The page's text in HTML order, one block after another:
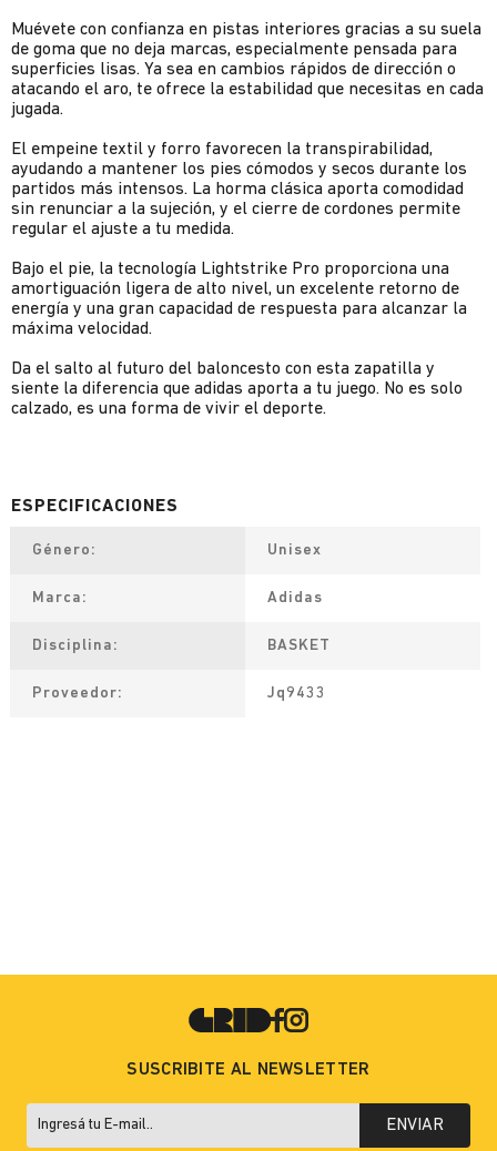
Muévete con confianza en pistas interiores gracias a su suela
de goma que no deja marcas, especialmente pensada para
superficies lisas. Ya sea en cambios rápidos de dirección o
atacando el aro, te ofrece la estabilidad que necesitas en cada
jugada.
El empeine textil y forro favorecen la transpirabilidad,
ayudando a mantener los pies cómodos y secos durante los
partidos más intensos. La horma clásica aporta comodidad
sin renunciar a la sujeción, y el cierre de cordones permite
regular el ajuste a tu medida.
Bajo el pie, la tecnología Lightstrike Pro proporciona una
amortiguación ligera de alto nivel, un excelente retorno de
energía y una gran capacidad de respuesta para alcanzar la
máxima velocidad.
Da el salto al futuro del baloncesto con esta zapatilla y
siente la diferencia que adidas aporta a tu juego. No es solo
calzado, es una forma de vivir el deporte.
Género Unisex
Marca Adidas
Disciplina BASKET
Proveedor Jq9433
SUSCRIBITE AL NEWSLETTER
ENVIAR